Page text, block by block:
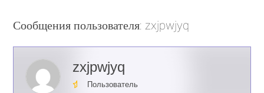
Сообщения пользователя: zxjpwjyq
zxjpwjyq
Пользователь